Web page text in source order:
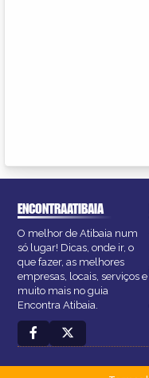
ENCONTRAATIBAIA
O melhor de Atibaia num
só lugar! Dicas, onde ir, o
que fazer, as melhores
empresas, locais, serviços e
muito mais no guia
Encontra Atibaia.